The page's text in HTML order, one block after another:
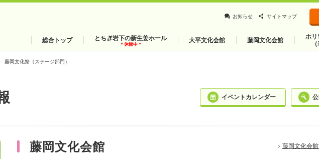
総合トップ とちぎ岩下の新生姜ホール
＊休館中＊ 大平文化会館 藤岡文化会館
ホリ
お知らせ サイトマップ
岡文化祭（ステージ部門）
イベントカレンダー
藤岡文化会館 藤岡文化会